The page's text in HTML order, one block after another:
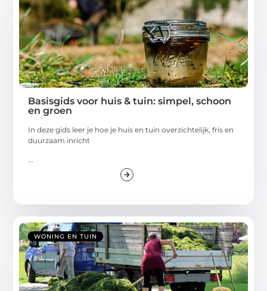
Basisgids voor huis & tuin: simpel, schoon
en groen
In deze gids leer je hoe je huis en tuin overzichtelijk, fris en
duurzaam inricht
WONING EN TUIN